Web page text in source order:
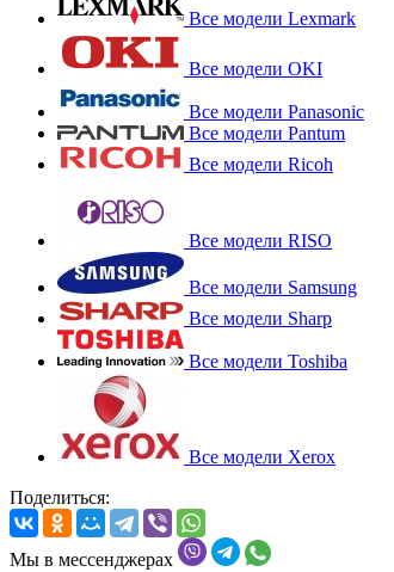
Все модели Lexmark
Все модели OKI
Все модели Panasonic
Все модели Pantum
Все модели Ricoh
Все модели RISO
Все модели Samsung
Все модели Sharp
Все модели Toshiba
Все модели Xerox
Поделиться:
Мы в мессенджерах